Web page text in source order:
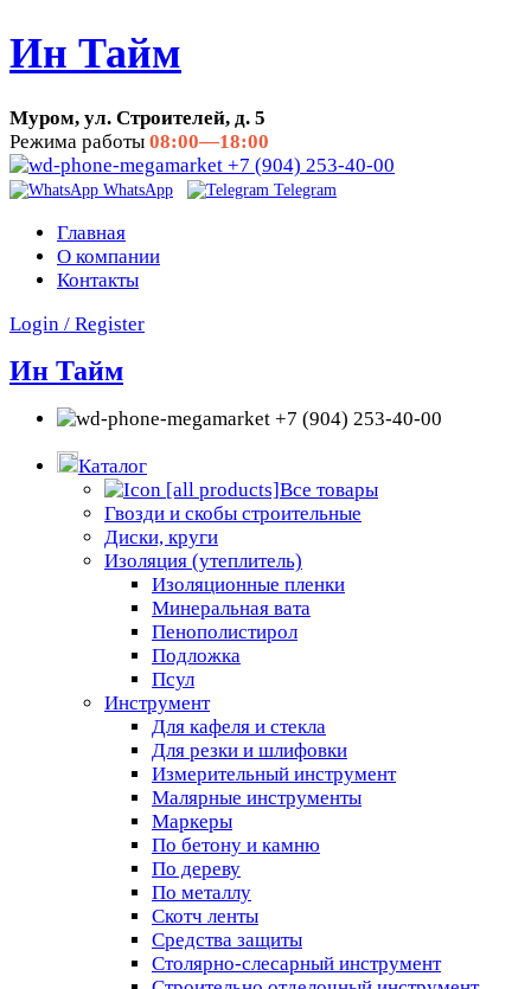
Ин Тайм
Муром, ул. Строителей, д. 5
Режима работы 08:00—18:00
+7 (904) 253-40-00
WhatsApp Telegram
Главная
О компании
Контакты
Login / Register
Ин Тайм
+7 (904) 253-40-00
Каталог
Все товары
Гвозди и скобы строительные
Диски, круги
Изоляция (утеплитель)
Изоляционные пленки
Минеральная вата
Пенополистирол
Подложка
Псул
Инструмент
Для кафеля и стекла
Для резки и шлифовки
Измерительный инструмент
Малярные инструменты
Маркеры
По бетону и камню
По дереву
По металлу
Скотч ленты
Средства защиты
Столярно-слесарный инструмент